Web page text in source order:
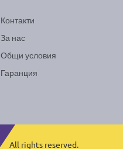
Контакти
За нас
Общи условия
Гаранция
All rights reserved.